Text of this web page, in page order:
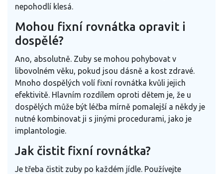
nepohodlí klesá.
Mohou fixní rovnátka opravit i
dospělé?
Ano, absolutně. Zuby se mohou pohybovat v
libovolném věku, pokud jsou dásně a kost zdravé.
Mnoho dospělých volí fixní rovnátka kvůli jejich
efektivitě. Hlavním rozdílem oproti dětem je, že u
dospělých může být léčba mírně pomalejší a někdy je
nutné kombinovat ji s jinými procedurami, jako je
implantologie.
Jak čistit fixní rovnátka?
Je třeba čistit zuby po každém jídle. Používejte